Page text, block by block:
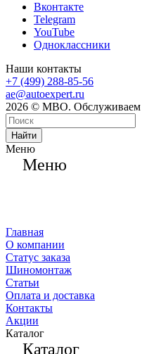
Вконтакте
Telegram
YouTube
Одноклассники
Наши контакты
+7 (499) 288-85-56
ae@autoexpert.ru
2026 © МВО. Обслуживаем
Найти
Меню
Меню
Главная
О компании
Статус заказа
Шиномонтаж
Статьи
Оплата и доставка
Контакты
Акции
Каталог
Каталог